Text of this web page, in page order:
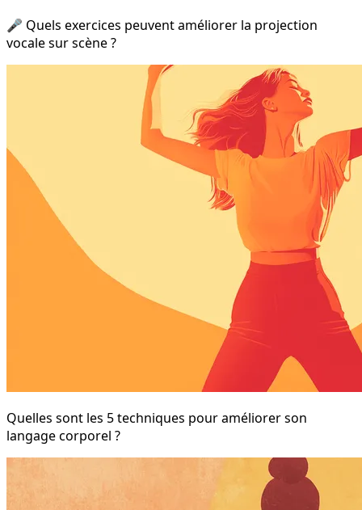
🎤 Quels exercices peuvent améliorer la projection
vocale sur scène ?
Quelles sont les 5 techniques pour améliorer son
langage corporel ?